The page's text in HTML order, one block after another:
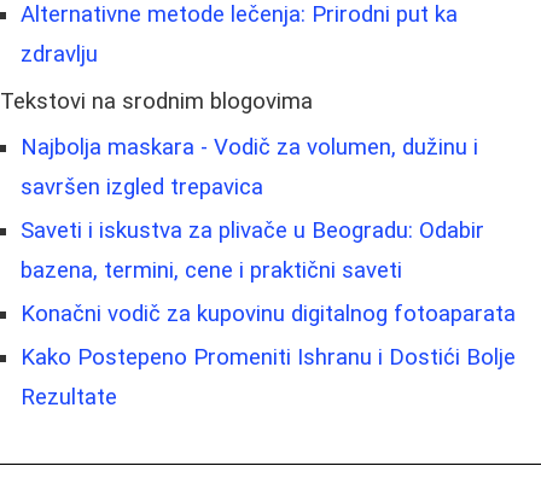
Alternativne metode lečenja: Prirodni put ka
zdravlju
Tekstovi na srodnim blogovima
Najbolja maskara - Vodič za volumen, dužinu i
savršen izgled trepavica
Saveti i iskustva za plivače u Beogradu: Odabir
bazena, termini, cene i praktični saveti
Konačni vodič za kupovinu digitalnog fotoaparata
Kako Postepeno Promeniti Ishranu i Dostići Bolje
Rezultate